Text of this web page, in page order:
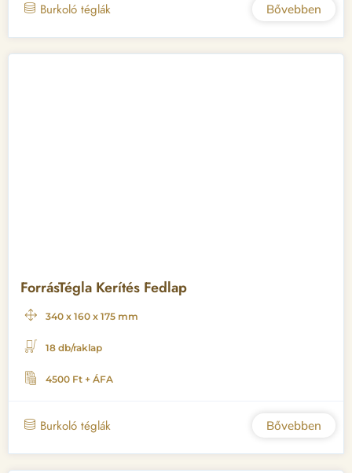
Burkoló téglák Bővebben
ForrásTégla Kerítés Fedlap
340 x 160 x 175 mm
18 db/raklap
4500 Ft + ÁFA
Burkoló téglák Bővebben